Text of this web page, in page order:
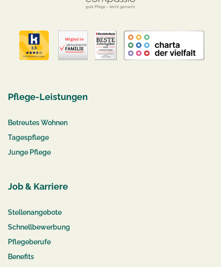
Pflege-Leistungen
Betreutes Wohnen
Tagespflege
Junge Pflege
Job & Karriere
Stellenangebote
Schnellbewerbung
Pflegeberufe
Benefits